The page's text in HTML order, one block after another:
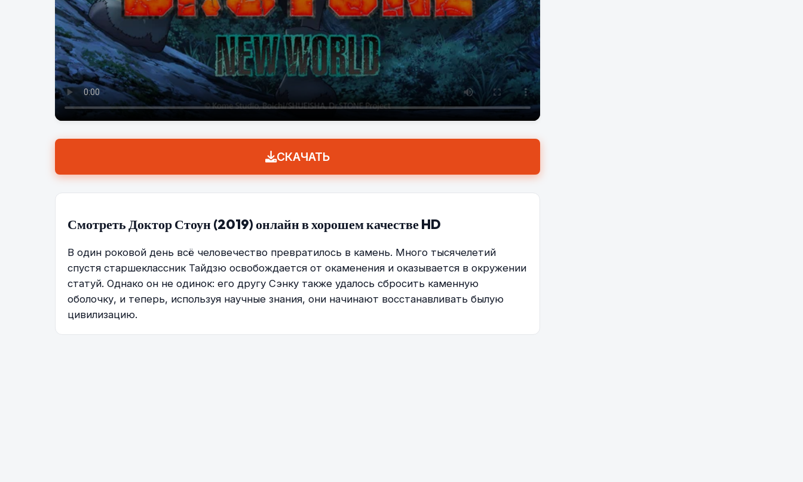
СКАЧАТЬ
Смотреть Доктор Стоун (2019) онлайн в хорошем качестве HD
В один роковой день всё человечество превратилось в камень. Много тысячелетий
спустя старшеклассник Тайдзю освобождается от окаменения и оказывается в окружении
статуй. Однако он не одинок: его другу Сэнку также удалось сбросить каменную
оболочку, и теперь, используя научные знания, они начинают восстанавливать былую
цивилизацию.